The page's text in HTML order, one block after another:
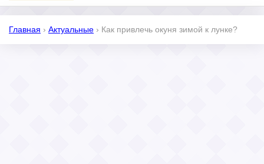
Главная › Актуальные › Как привлечь окуня зимой к лунке?